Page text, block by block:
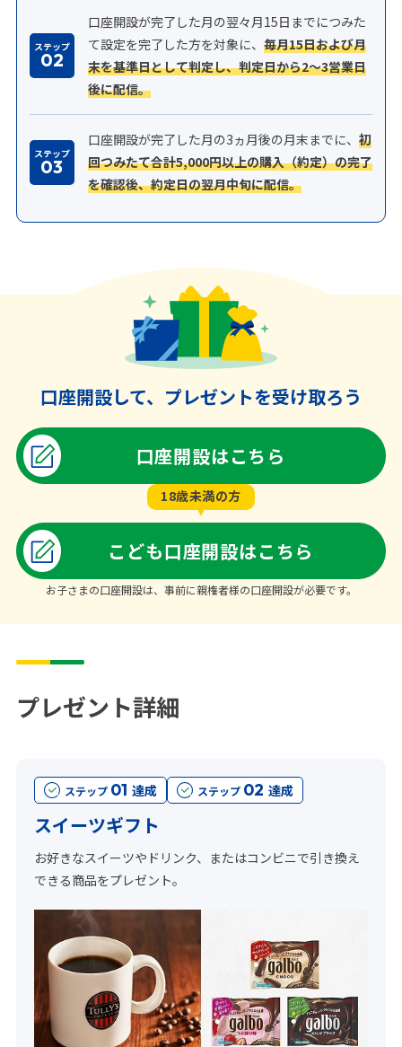
ステップ
02
口座開設が完了した月の翌々月15日までにつみた
て設定を完了した方を対象に、 毎月15日および月
末を基準日として判定し、判定日から2～3営業日
後に配信。
ステップ
03
口座開設が完了した月の3ヵ月後の月末までに、 初
回つみたて合計5,000円以上の購入（約定）の完了
を確認後、約定日の翌月中旬に配信。
口座開設して、プレゼントを受け取ろう
口座開設はこちら
18歳未満の方
こども口座開設はこちら
お子さまの口座開設は、事前に親権者様の口座開設が必要です。
プレゼント詳細
ステップ 01 達成 ステップ 02 達成
スイーツギフト
お好きなスイーツやドリンク、またはコンビニで引き換え
できる商品をプレゼント。